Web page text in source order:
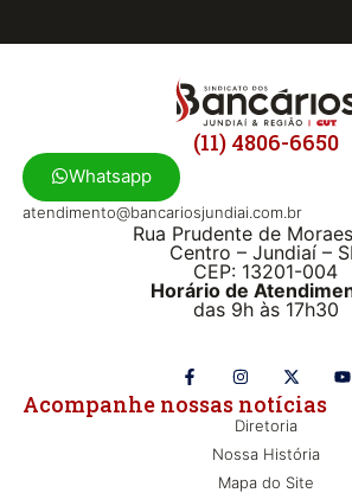
Diretoria
Nossa História
Mapa do Site
Acompanhe nossas notícias
(11) 4806-6650
Whatsapp
atendimento@bancariosjundiai.com.br
Rua Prudente de
Centro – Jundiaí –
CEP: 13201-004
Horário de
das 9h às 17h30